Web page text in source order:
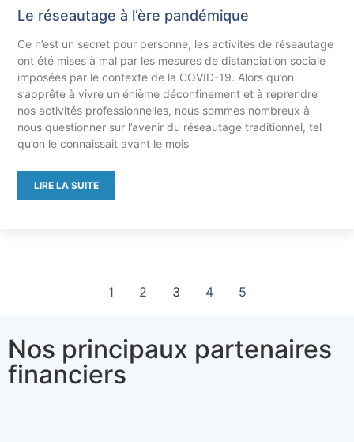
Le réseautage à l’ère pandémique
Ce n’est un secret pour personne, les activités de réseautage
ont été mises à mal par les mesures de distanciation sociale
imposées par le contexte de la COVID-19. Alors qu’on
s’apprête à vivre un énième déconfinement et à reprendre
nos activités professionnelles, nous sommes nombreux à
nous questionner sur l’avenir du réseautage traditionnel, tel
qu’on le connaissait avant le mois
LIRE LA SUITE
1 2 3 4 5
Nos principaux partenaires
financiers